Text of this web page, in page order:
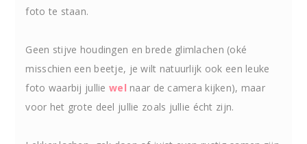
foto te staan.
Geen stijve houdingen en brede glimlachen (oké
misschien een beetje, je wilt natuurlijk ook een leuke
foto waarbij julliewel naar de camera kijken), maar
voor het grote deel jullie zoals jullie écht zijn.